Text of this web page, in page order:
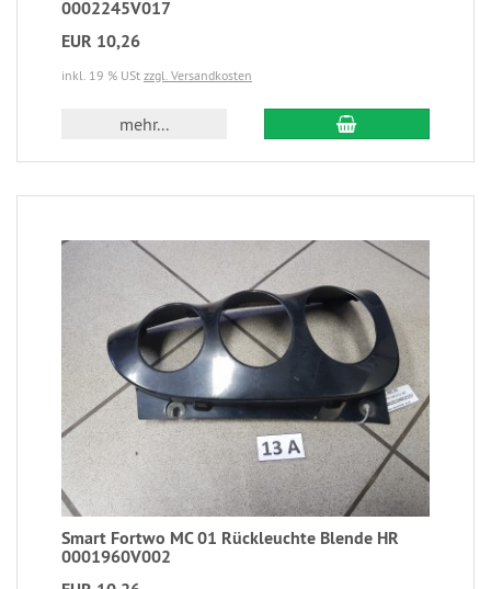
0002245V017
EUR 10,26
inkl. 19 % USt zzgl. Versandkosten
mehr...
Smart Fortwo MC 01 Rückleuchte Blende HR
0001960V002